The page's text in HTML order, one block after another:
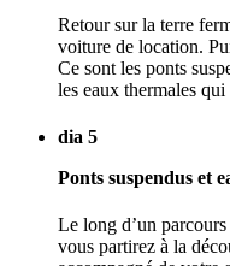
Retour sur la terre
voiture de location.
Ce sont les ponts
les eaux thermales
dia 5
Ponts suspendus et
Le long d’un
vous partirez à la